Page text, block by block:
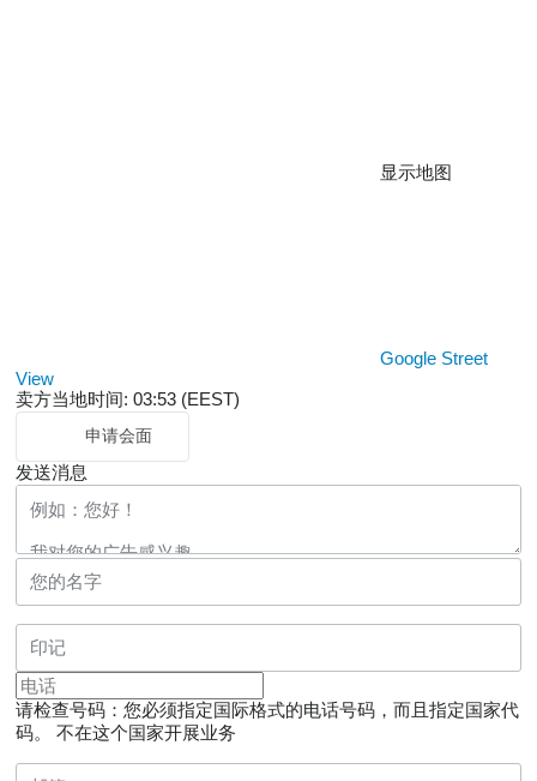
显示地图
Google Street
View
卖方当地时间: 03:53 (EEST)
申请会面
发送消息
请检查号码：您必须指定国际格式的电话号码，而且指定国家代
码。
不在这个国家开展业务